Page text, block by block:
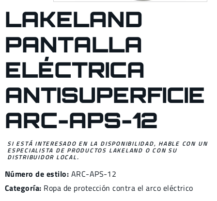
LAKELAND
PANTALLA
ELÉCTRICA
ANTISUPERFICIE
ARC-APS-12
SI ESTÁ INTERESADO EN LA DISPONIBILIDAD, HABLE CON UN
ESPECIALISTA DE PRODUCTOS LAKELAND O CON SU
DISTRIBUIDOR LOCAL.
Número de estilo: ARC-APS-12
Categoría: Ropa de protección contra el arco eléctrico